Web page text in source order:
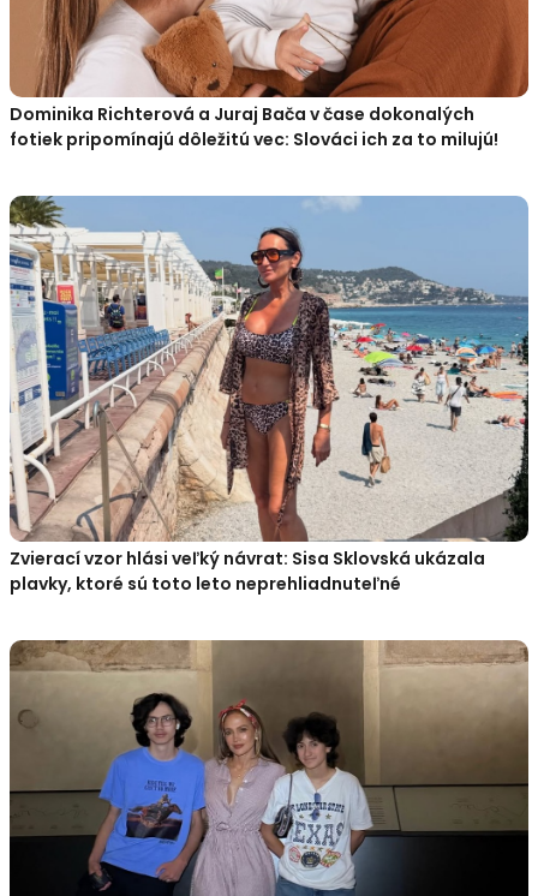
Dominika Richterová a Juraj Bača v čase dokonalých
fotiek pripomínajú dôležitú vec: Slováci ich za to milujú!
Zvierací vzor hlási veľký návrat: Sisa Sklovská ukázala
plavky, ktoré sú toto leto neprehliadnuteľné